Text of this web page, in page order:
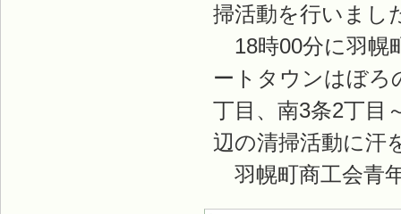
掃活動を行いまし
18時00分に羽幌
ートタウンはぼろ
丁目、南3条2丁目
辺の清掃活動に汗
羽幌町商工会青